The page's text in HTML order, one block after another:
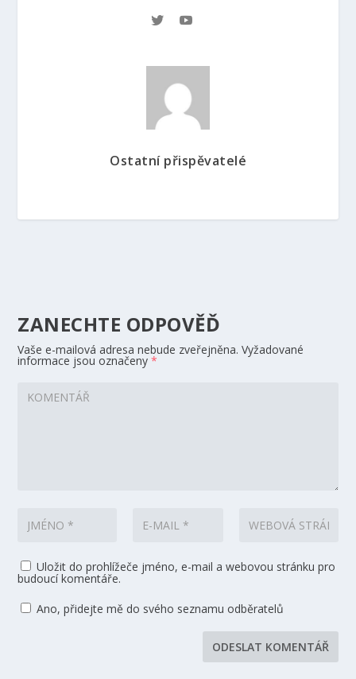
Ostatní přispěvatelé
ZANECHTE ODPOVĚĎ
Vaše e-mailová adresa nebude zveřejněna. Vyžadované
informace jsou označeny*
Uložit do prohlížeče jméno, e-mail a webovou stránku pro
budoucí komentáře.
Ano, přidejte mě do svého seznamu odběratelů